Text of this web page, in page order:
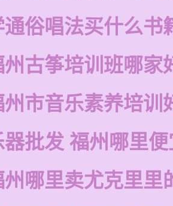
通俗唱法买什么书
州古筝培训班哪家
州市音乐素养培训
器批发 福州哪里
州哪里卖尤克里里